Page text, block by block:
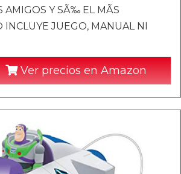
AMIGOS Y SÃ‰ EL MÃS
INCLUYE JUEGO, MANUAL NI
Ver precios en Amazon